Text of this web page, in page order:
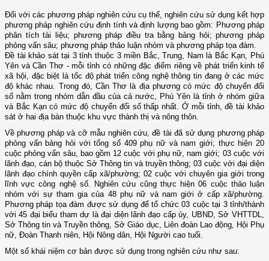
Đối với các phương pháp nghiên cứu cụ thể, nghiên cứu sử dụng kết hợp
phương pháp nghiên cứu định tính và định lượng bao gồm: Phương pháp
phân tích tài liệu; phương pháp điều tra bằng bảng hỏi; phương pháp
phỏng vấn sâu; phương pháp thảo luận nhóm và phương pháp tọa đàm.
Đề tài khảo sát tại 3 tỉnh thuộc 3 miền Bắc, Trung, Nam là Bắc Kạn, Phú
Yên và Cần Thơ - mỗi tỉnh có những đặc điểm riêng về phát triển kinh tế
xã hội, đặc biệt là tốc độ phát triển công nghệ thông tin đang ở các mức
độ khác nhau. Trong đó, Cần Thơ là địa phương có mức độ chuyển đổi
số nằm trong nhóm dẫn đầu của cả nước, Phú Yên là tỉnh ở nhóm giữa
và Bắc Kạn có mức độ chuyển đổi số thấp nhất. Ở mỗi tỉnh, đề tài khảo
sát ở hai địa bàn thuộc khu vực thành thị và nông thôn.
Về phương pháp và cỡ mẫu nghiên cứu, đề tài đã sử dụng phương pháp
phỏng vấn bảng hỏi với tổng số 409 phụ nữ và nam giới; thực hiện 20
cuộc phỏng vấn sâu, bao gồm 12 cuộc với phụ nữ, nam giới; 03 cuộc với
lãnh đạo, cán bộ thuộc Sở Thông tin và truyền thông; 03 cuộc với đại diện
lãnh đạo chính quyền cấp xã/phường; 02 cuộc với chuyên gia giới trong
lĩnh vực công nghệ số. Nghiên cứu cũngthực hiện 06 cuộc thảo luận
nhóm với sự tham gia của 48 phụ nữ và nam giới ở cấp xã/phường.
Phương pháp tọa đàm được sử dụng để tổ chức03 cuộc tại 3tỉnh/thành
với 45 đại biểu tham dự làđại diện lãnh đạo cấp ủy, UBND, Sở VHTTDL,
Sở Thông tin và Truyền thông, Sở Giáo dục, Liên đoàn Lao động, Hội Phụ
nữ , Đoàn Thanh niên , Hội Nông dân, Hội Người cao tuổi.
Một số khái niệm cơ bản được sử dụng trong nghiên cứu như sau: